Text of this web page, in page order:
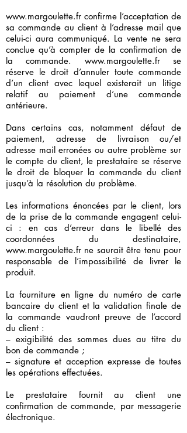
www.margoulette.fr confirme l’acceptation de
sa commande au client à l’adresse mail que
celui-ci aura communiqué. La vente ne sera
conclue qu’à compter de la confirmation de
la commande. www.margoulette.frse
réserve le droit d’annuler toute commande
d’un client avec lequel existerait un litige
relatif au paiement d’une commande
antérieure.
Dans certains cas, notamment défaut de
paiement, adresse de livraison ou/et
adresse mail erronées ou autre problème sur
le compte du client, le prestataire se réserve
le droit de bloquer la commande du client
jusqu’à la résolution du problème.
Les informations énoncées par le client, lors
de la prise de la commande engagent celui-
ci : en cas d’erreur dans le libellé des
coordonnées du destinataire,
www.margoulette.fr ne saurait être tenu pour
responsable de l’impossibilité de livrer le
produit.
La fourniture en ligne du numéro de carte
bancaire du client et la validation finale de
la commande vaudront preuve de l’accord
du client :
– exigibilité des sommes dues au titre du
bon de commande ;
– signature et acception expresse de toutes
les opérations effectuées.
Le prestataire fournit au client une
confirmation de commande, par messagerie
électronique.